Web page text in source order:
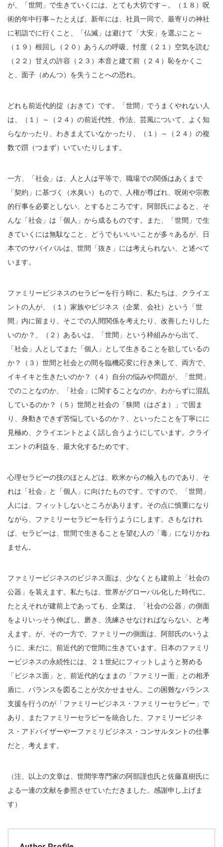
が、「世間」で生きていくには、とても大切です～。（１８）呪
術的年中行事～たとえば、新年には、社員一同で、最寄りの神社
に初詣でに行くこと、「仏滅」は避けて「大安」を選ぶこと～
（１９）根回し（２０）あうんの呼吸、忖度（２１）空気を読む
（２２）甘えの許容（２３）本音と建て前（２４）恥をかくこ
と、面子（めんつ）を失うことへの恐れ。
どれも前近代的掟（おきて）です。「世間」でうまくやれない人
は、（１）～（２４）の前近代性、作法、芸風について、よく知
らなかったり、わきまえていなかったり、（１）～（２４）の複
数で躓（つまず）いていたりします。
一方、「社会」は、人と人は平等で、職場での関係はあくまで
「契約」に基づく（水臭い）もので、人権が尊ばれ、呪術や宗教
的行事を必要としない、とするところです。阿部氏によると、そ
んな「社会」は「個人」から成るものです。また、「世間」で生
きていくには無駄なこと、どうでもいいいことが多々あるが、日
本でのサバイバルは、世間「抜き」には考えられない、と述べて
います。
ファミリービジネスのセラピーを行う時に、私たちは、クライエ
ントの人が、（１）家族やビジネス（企業、会社）という「世
間」内に留まり、そこでの人間関係を考えたり、改善したりした
いのか？、（２）あるいは、「世間」という枠組みから出て、
「社会」人としてまた「個人」として生きることを欲しているの
か？（３）世間と社会との間を臨機応変に行き来して、両方で、
イキイキと生きたいのか？（４）自分の悩みや問題が、「世間」
でのことなのか、「社会」に関することなのか、わからずに混乱
しているのか？（５）世間と社会の「狭間（はざま）」で固ま
り、身動きできず苦悩しているのか？、といったことを丁寧にに
見極め、クライエントとよく話し合うようにしています。クライ
エントの利益を、最大化するためです。
心理セラピーの技のほとんどは、欧米からの輸入ものであり、そ
れは「社会」と「個人」に向けたものです。ですので、「世間」
人には、フィットしないところがあります。その点に慎重になり
ながら、ファミリーセラピーを行うようにします。さもなけれ
ば、セラピーは、世間で生きることを望む人の「毒」になりかね
ません。
ファミリービジネスのビジネス面は、少なくとも建前上「社会の
公器」を装えます。私たちは、世界がグローバル化した時代に、
たとえそれが建前上であっても、企業は、「社会の公器」の側面
をよりいっそう伸ばし、磨き、洗練させなければならない、と考
えます。が、その一方で、ファミリーの側面は、阿部氏のいうよ
うに、未だに、前近代的で世間に生きています。日本のファミリ
ービジネスの永続性には、２１世紀にフィットしようと努める
「ビジネス面」と、前近代的なままの「ファミリー面」との相矛
盾に、バランスを図ることが欠かせません。この困難なバランス
支援を行うのが「ファミリービジネス・ファミリーセラピー」で
あり、またファミリーセラピーを統合した、ファミリービジネ
ス・アドバイザーやーファミリビジネス・コンサルタントの仕事
だと、考えます。
（注、以上の文章は、世間学専門家の阿部謹也氏と佐藤直樹氏に
よる一連の文献を参照させていただきました。感謝申し上げま
す）